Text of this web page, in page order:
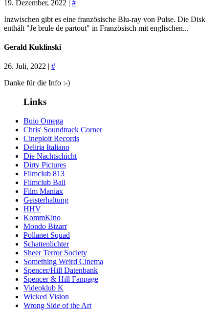
19. Dezember, 2022 | #
Inzwischen gibt es eine französische Blu-ray von Pulse. Die Disk
enthält "Je brule de partout" in Französisch mit englischen...
Gerald Kuklinski
26. Juli, 2022 | #
Danke für die Info :-)
Links
Buio Omega
Chris' Soundtrack Corner
Cineploit Records
Deliria Italiano
Die Nachtschicht
Dirty Pictures
Filmclub 813
Filmclub Bali
Film Maniax
Geisterhaltung
HHV
KommKino
Mondo Bizarr
Pollanet Squad
Schattenlichter
Sheer Terror Society
Something Weird Cinema
Spencer/Hill Datenbank
Spencer & Hill Fanpage
Videoklub K
Wicked Vision
Wrong Side of the Art